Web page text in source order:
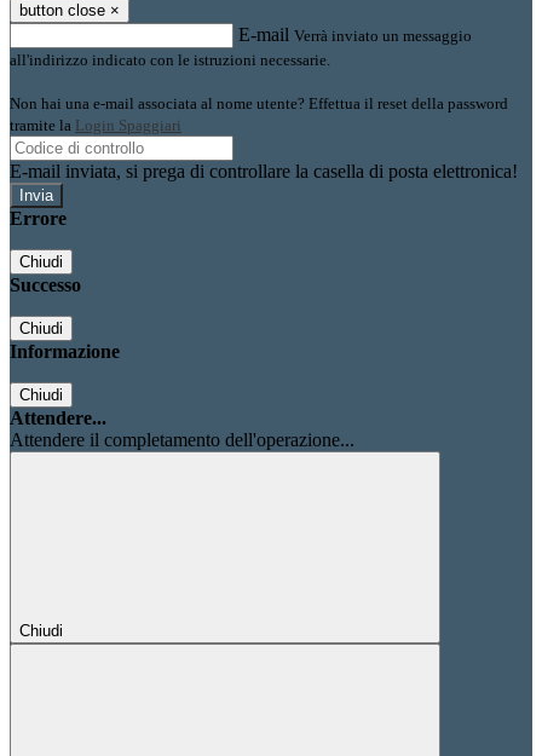
button close ×
E-mail Verrà inviato un messaggio
all'indirizzo indicato con le istruzioni necessarie.
Non hai una e-mail associata al nome utente? Effettua il reset della password
tramite la Login Spaggiari
E-mail inviata, si prega di controllare la casella di posta elettronica!
Errore
Chiudi
Successo
Chiudi
Informazione
Chiudi
Attendere...
Attendere il completamento dell'operazione...
Chiudi